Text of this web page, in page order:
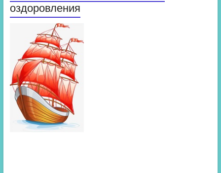
оздоровления